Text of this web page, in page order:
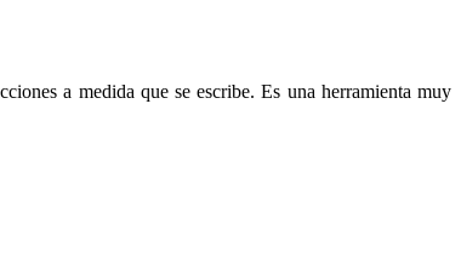
a medida que se escribe. Es una herramienta muy